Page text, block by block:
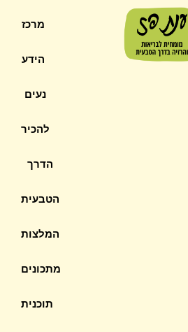
מרכז
הידע
נעים
להכיר
הדרך
הטבעית
המלצות
מתכונים
תוכנית